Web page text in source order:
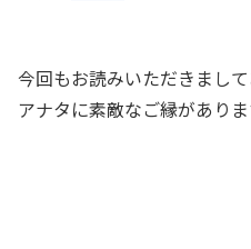
今回もお読みいただきまし
アナタに素敵なご縁がありま